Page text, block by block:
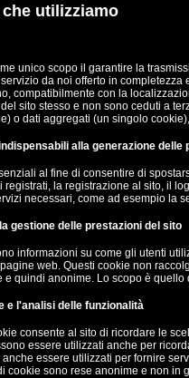
utilizziamo
unico scopo il garantire la
da noi offerto in
compatibilmente con la
sito stesso e non sono ceduti a
o dati aggregati (un singolo
alla generazione delle
al fine di consentire di
registrati, la registrazione al sito, il
necessari, come ad esempio la
gestione delle prestazioni del sito
informazioni su come gli utenti
web. Questi cookie non
e quindi anonime. Lo scopo è
e l'analisi delle funzionalità
consente al sito di ricordare le
essere utilizzati anche per
essere utilizzati per fornire
cookie sono rese anonime e non in